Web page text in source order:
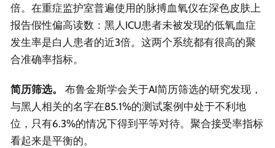
倍。在重症监护室普遍使用的脉搏血氧仪在深色皮肤上
报告假性偏高读数：黑人ICU患者未被发现的低氧血症
发生率是白人患者的近3倍。这两个系统都有很高的聚
合准确率指标。
简历筛选。
布鲁金斯学会关于AI简历筛选的研究发现，
与黑人相关的名字在85.1%的测试案例中处于不利地
位，只有6.3%的情况下得到平等对待。聚合接受率指标
看起来是平衡的。